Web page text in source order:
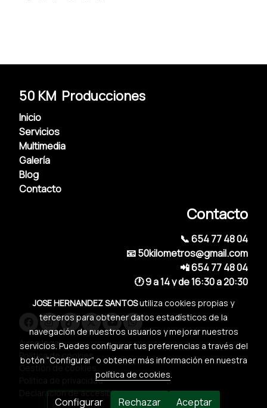
50 KM Producciones
Inicio
Servicios
Multimedia
Galería
Blog
Contacto
Contacto
📞 654 77 48 04
📧 50kilometros@gmail.com
📲 654 77 48 04
🕐 9 a 14 y de 16:30 a 20:30
Aviso legal
Política de cookies
Gestión de cookies
Política de privacidad
Declaración de accesibilidad
JOSE HERNANDEZ SANTOSutiliza cookies propias y
terceros para obtener datos estadísticos de la
navegación de nuestros usuarios y mejorar nuestros
servicios. Puedes configurar tus preferencias a través del
botón “Configurar” o obtener más información en nuestra
política de cookies.
Configurar Rechazar Aceptar